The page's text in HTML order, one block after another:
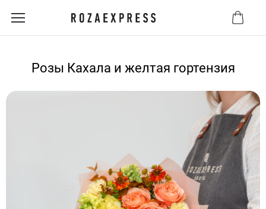
Розы Кахала и желтая гортензия